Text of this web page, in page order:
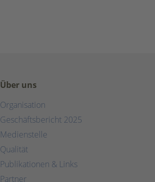
Über uns
Organisation
Geschäftsbericht 2025
Medienstelle
Qualität
Publikationen & Links
Partner